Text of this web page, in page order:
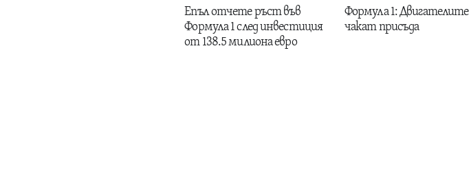
Епъл отчете ръст във
Формула 1 след инвестиция
от 138.5 милиона евро
Формула 1: Двигателите
чакат присъда